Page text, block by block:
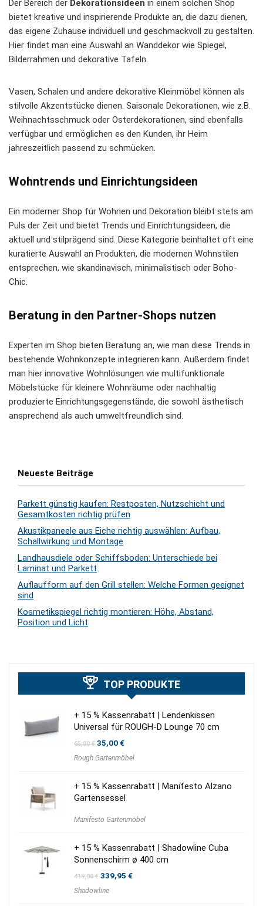
Der Bereich der Dekorationsideen in einem solchen Shop
bietet kreative und inspirierende Produkte an, die dazu dienen,
das eigene Zuhause individuell und geschmackvoll zu gestalten.
Hier findet man eine Auswahl an Wanddekor wie Spiegel,
Bilderrahmen und dekorative Tafeln.
Vasen, Schalen und andere dekorative Kleinmöbel können als
stilvolle Akzentstücke dienen. Saisonale Dekorationen, wie z.B.
Weihnachtsschmuck oder Osterdekorationen, sind ebenfalls
verfügbar und ermöglichen es den Kunden, ihr Heim
jahreszeitlich passend zu schmücken.
Wohntrends und Einrichtungsideen
Ein moderner Shop für Wohnen und Dekoration bleibt stets am
Puls der Zeit und bietet Trends und Einrichtungsideen, die
aktuell und stilprägend sind. Diese Kategorie beinhaltet oft eine
kuratierte Auswahl an Produkten, die modernen Wohnstilen
entsprechen, wie skandinavisch, minimalistisch oder Boho-
Chic.
Beratung in den Partner-Shops nutzen
Experten im Shop bieten Beratung an, wie man diese Trends in
bestehende Wohnkonzepte integrieren kann. Außerdem findet
man hier innovative Wohnlösungen wie multifunktionale
Möbelstücke für kleinere Wohnräume oder nachhaltig
produzierte Einrichtungsgegenstände, die sowohl ästhetisch
ansprechend als auch umweltfreundlich sind.
Neueste Beiträge
Parkett günstig kaufen: Restposten, Nutzschicht und
Gesamtkosten richtig prüfen
Akustikpaneele aus Eiche richtig auswählen: Aufbau,
Schallwirkung und Montage
Landhausdiele oder Schiffsboden: Unterschiede bei
Laminat und Parkett
Auflaufform auf den Grill stellen: Welche Formen geeignet
sind
Kosmetikspiegel richtig montieren: Höhe, Abstand,
Position und Licht
TOP PRODUKTE
+ 15 % Kassenrabatt | Lendenkissen
Universal für ROUGH-D Lounge 70 cm
65,00€ Ursprünglicher
war:
35,00€Aktueller
ist:
Rough Gartenmöbel
+ 15 % Kassenrabatt | Manifesto Alzano
Gartensessel
Manifesto Gartenmöbel
+ 15 % Kassenrabatt | Shadowline Cuba
Sonnenschirm ø 400 cm
419,00€ Ursprünglicher
war:
339,95 €Aktueller
Shadowline